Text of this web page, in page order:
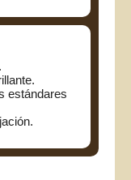
estándares